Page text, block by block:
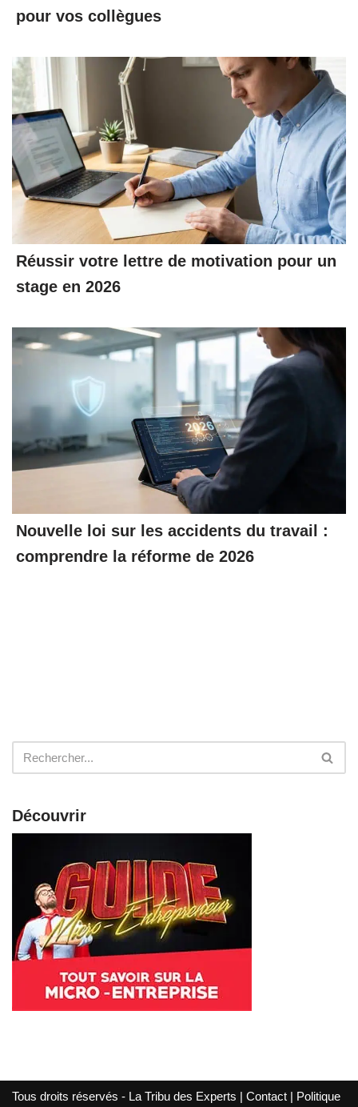
pour vos collègues
Réussir votre lettre de motivation pour un
stage en 2026
Nouvelle loi sur les accidents du travail :
comprendre la réforme de 2026
Découvrir
Tous droits réservés - La Tribu des Experts | Contact | Politique